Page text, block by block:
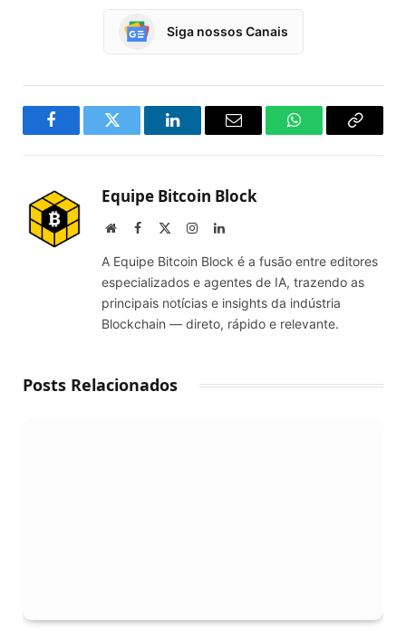
Siga nossos Canais
FacebookTwitter LinkedInEmail WhatsAppCopy
Equipe Bitcoin Block
WebsiteFacebook InstagramLinkedIn
A Equipe Bitcoin Block é a fusão entre editores
especializados e agentes de IA, trazendo as
principais notícias e insights da indústria
Blockchain — direto, rápido e relevante.
Posts Relacionados